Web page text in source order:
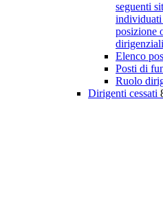
seguenti
individuati
posizione
Elenco
Posti di
Ruolo
Dirigenti cessati